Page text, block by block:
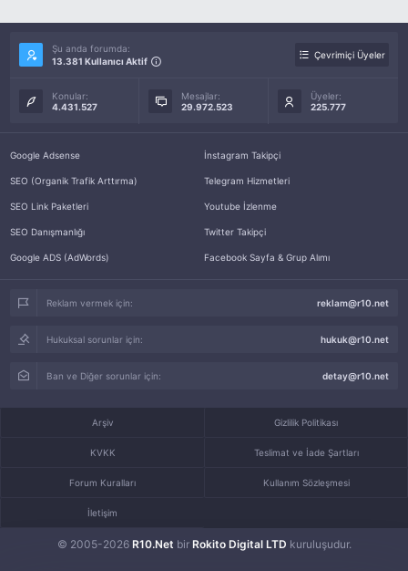
Şu anda forumda:
13.381 Kullanıcı Aktif
Çevrimiçi Üyeler
Konular:
4.431.527
Mesajlar:
29.972.523
Üyeler:
225.777
Google Adsense
SEO (Organik Trafik Arttırma)
SEO Link Paketleri
SEO Danışmanlığı
Google ADS (AdWords)
İnstagram Takipçi
Telegram Hizmetleri
Youtube İzlenme
Twitter Takipçi
Facebook Sayfa & Grup Alımı
Reklam vermek için: reklam@r10.net
Hukuksal sorunlar için: hukuk@r10.net
Ban ve Diğer sorunlar için: detay@r10.net
© 2005-2026 R10.Net bir Rokito Digital LTD kuruluşudur.
Arşiv Gizlilik Politikası
KVKK Teslimat ve İade Şartları
Forum Kuralları Kullanım Sözleşmesi
İletişim